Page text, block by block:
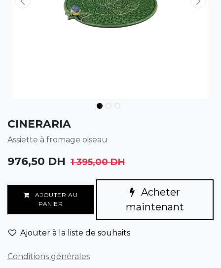
CINERARIA
Assiette à fromage oiseau
976,50 DH 1 395,00DH
AJOUTER AU
PANIER
Acheter
maintenant
Ajouter à la liste de souhaits
Conditions générales